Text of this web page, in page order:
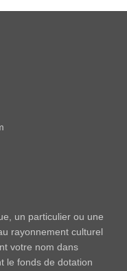
un particulier ou une
rayonnement culturel
votre nom dans
le fonds de dotation